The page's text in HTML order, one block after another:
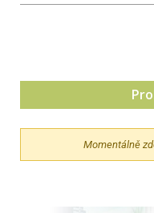
Momentálně